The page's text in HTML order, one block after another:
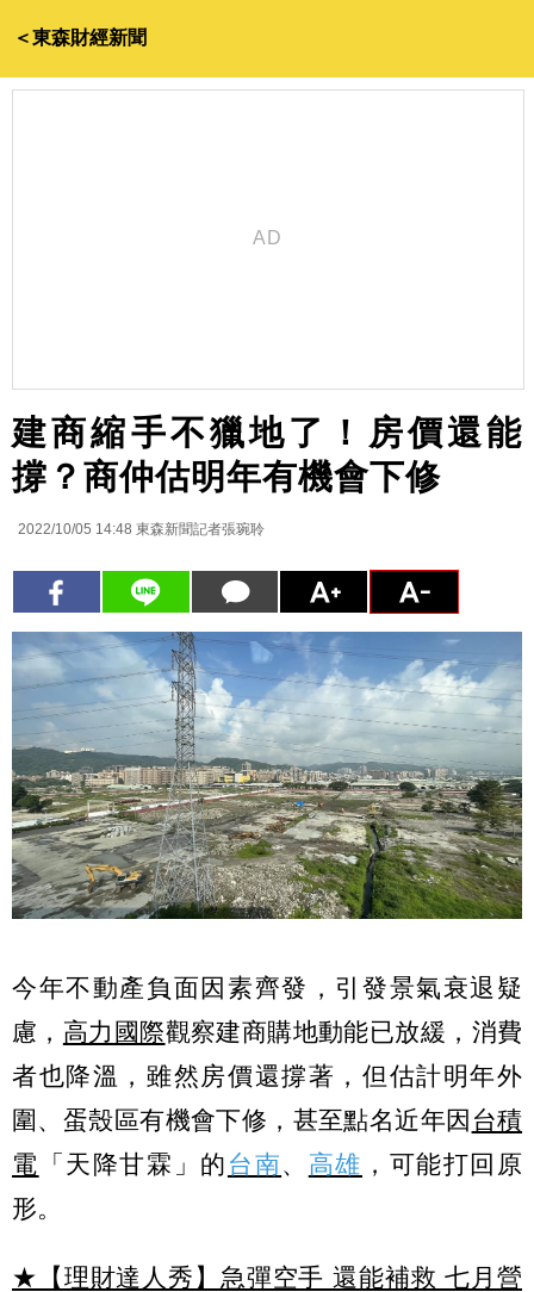
＜東森財經新聞
建商縮手不獵地了！房價還能
撐？商仲估明年有機會下修
2022/10/05 14:48 東森新聞記者張琬聆
今年不動產負面因素齊發，引發景氣衰退疑
慮， 高力國際觀察建商購地動能已放緩，消費
者也降溫，雖然房價還撐著，但估計明年外
圍、蛋殼區有機會下修，甚至點名近年因 台積
電 「天降甘霖」的 台南、 高雄 ，可能打回原
形。
★【理財達人秀】急彈空手 還能補救 七月營